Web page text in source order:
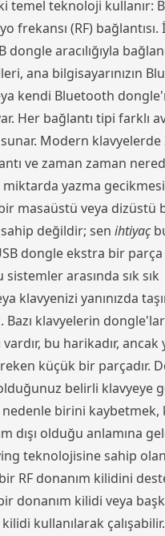
temel teknoloji kullanır:
frekansı (RF) bağlantısı.
dongle aracılığıyla
ana bilgisayarınızın
kendi Bluetooth
Her bağlantı tipi farklı
Modern klavyelerde
ve zaman zaman
miktarda yazma
masaüstü veya dizüstü
değildir; sen ihtiyaç
dongle ekstra bir parça
arasında sık sık
klavyenizi yanınızda
klavyelerin
bu harikadır, ancak
küçük bir parçadır.
belirli klavyeye
nedenle birini kaybetmek,
dışı olduğu anlamına
teknolojisine sahip
bir RF donanım kilidini
donanım kilidi veya
kullanılarak